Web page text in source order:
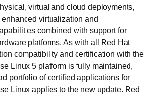
virtual and cloud deployments,
virtualization and
combined with support for
platforms. As with all Red Hat
compatibility and certification with the
Linux 5 platform is fully maintained,
portfolio of certified applications for
Linux applies to the new update. Red